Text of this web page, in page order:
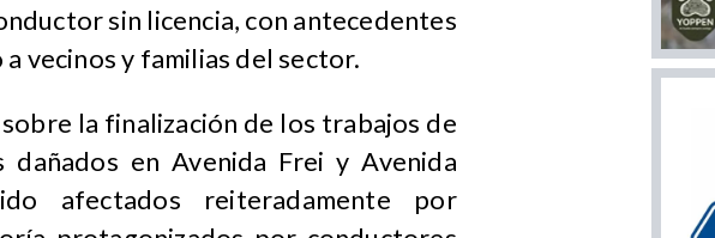
sin licencia, con antecedentes
vecinos y familias del sector.
la finalización de los trabajos de
en Avenida Frei y Avenida
afectados reiteradamente por